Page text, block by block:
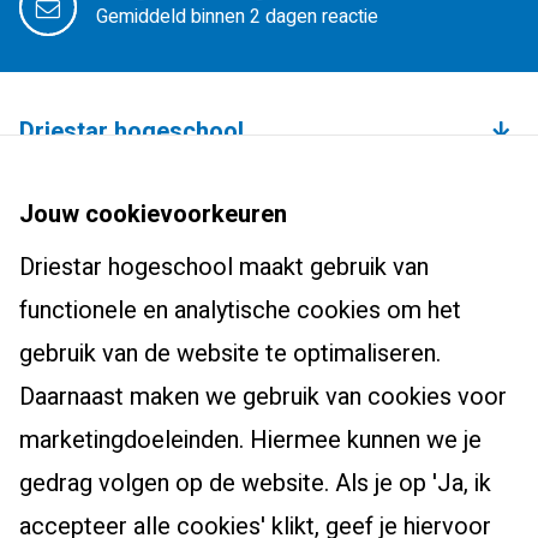
Gemiddeld binnen 2 dagen reactie
Driestar hogeschool
Studium Generale
Studentenhuisvesting
Onderzoekscentrum
Werken bij Driestar hogeschool
Contact
Bachelors
Leraar basisonderwijs (pabo)
Leraar voortgezet onderwijs
Pedagogiek
Studiekeuzehulp
Masters, Ad en post-hbo
Ad-PEP
Post-hbo-opleidingen
Masters
Voor studenten
Info werkplekleren
Bibliotheek
Eduweb
Alumni
Overstappen naar het onderwijs?
Zij-instroom leraar basisonderwijs
Zij-instroom leraar voortgezet onderwijs
Jouw cookievoorkeuren
Driestar hogeschool maakt gebruik van
functionele en analytische cookies om het
gebruik van de website te optimaliseren.
Daarnaast maken we gebruik van cookies voor
marketingdoeleinden. Hiermee kunnen we je
gedrag volgen op de website. Als je op 'Ja, ik
accepteer alle cookies' klikt, geef je hiervoor